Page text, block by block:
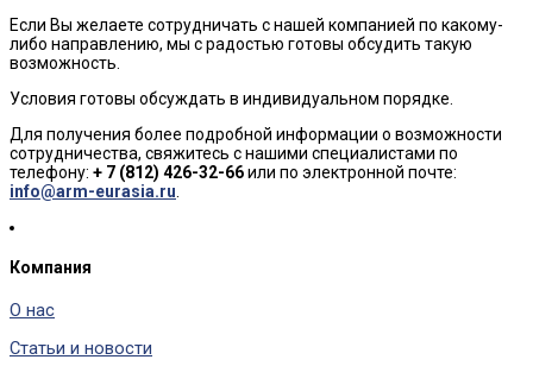
Если Вы желаете сотрудничать с нашей компанией по какому-
либо направлению, мы с радостью готовы обсудить такую
возможность.
Условия готовы обсуждать в индивидуальном порядке.
Для получения более подробной информации о возможности
сотрудничества, свяжитесь с нашими специалистами по
телефону: + 7 (812) 426-32-66или по электронной почте:
info@arm-eurasia.ru
Компания
О нас
Статьи и новости